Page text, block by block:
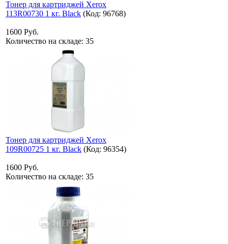
Тонер для картриджей Xerox
113R00730 1 кг. Black (Код: 96768)
1600 Руб.
Количество на складе: 35
Тонер для картриджей Xerox
109R00725 1 кг. Black (Код: 96354)
1600 Руб.
Количество на складе: 35